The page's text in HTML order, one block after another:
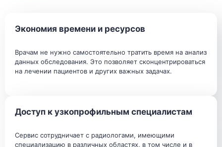
Экономия времени и ресурсов
Врачам не нужно самостоятельно тратить время на анализ
данных обследования. Это позволяет сконцентрироваться
на лечении пациентов и других важных задачах.
Доступ к узкопрофильным специалистам
Сервис сотрудничает с радиологами, имеющими
специализацию в различных областях, в том числе и в